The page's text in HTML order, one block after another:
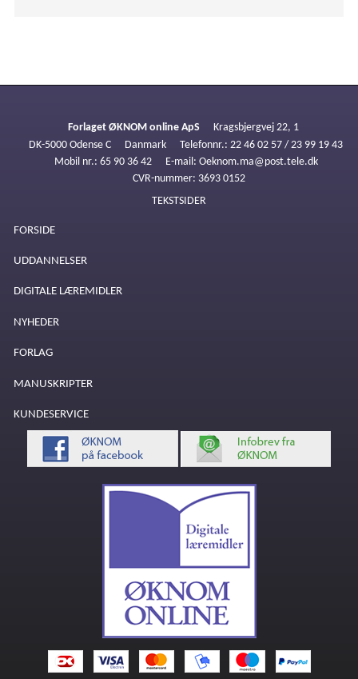
Forlaget ØKNOM online ApS
Kragsbjergvej 22, 1
DK-5000 Odense C
Danmark Telefonnr.: 22 46 02 57 / 23 99 19 43
Mobil nr.: 65 90 36 42 E-mail : Oeknom.ma@post.tele.dk
CVR-nummer: 3693 0152
TEKSTSIDER
FORSIDE
UDDANNELSER
DIGITALE LÆREMIDLER
NYHEDER
FORLAG
MANUSKRIPTER
KUNDESERVICE